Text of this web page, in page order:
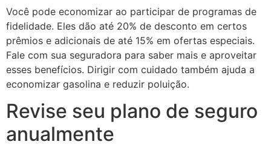
Você pode economizar ao participar de programas de
fidelidade. Eles dão até 20% de desconto em certos
prêmios e adicionais de até 15% em ofertas especiais.
Fale com sua seguradora para saber mais e aproveitar
esses benefícios. Dirigir com cuidado também ajuda a
economizar gasolina e reduzir poluição.
Revise seu plano de seguro
anualmente